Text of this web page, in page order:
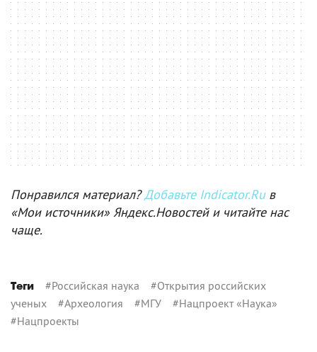
Понравился материал?Добавьте Indicator.Ruв
«Мои источники» Яндекс.Новостей и читайте нас
чаще.
Теги #Российская наука #Открытия российских
ученых #Археология #МГУ #Нацпроект «Наука»
#Нацпроекты